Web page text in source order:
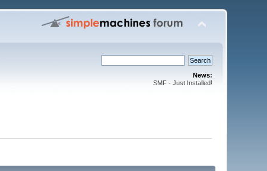
News:
SMF - Just Installed!